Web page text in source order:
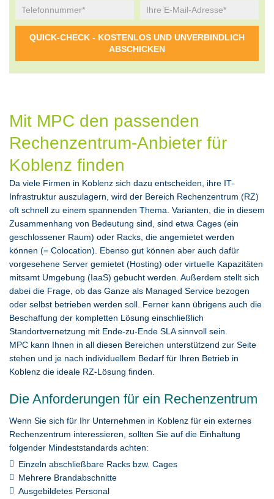
Mit MPC den passenden
Rechenzentrum-Anbieter für
Koblenz finden
Da viele Firmen in Koblenz sich dazu entscheiden, ihre IT-
Infrastruktur auszulagern, wird der Bereich Rechenzentrum (RZ)
oft schnell zu einem spannenden Thema. Varianten, die in diesem
Zusammenhang von Bedeutung sind, sind etwa Cages (ein
geschlossener Raum) oder Racks, die angemietet werden
können (= Colocation). Ebenso gut können aber auch dafür
vorgesehene Server gemietet (Hosting) oder virtuelle Kapazitäten
mitsamt Umgebung (IaaS) gebucht werden. Außerdem stellt sich
dabei die Frage, ob das Ganze als Managed Service bezogen
oder selbst betrieben werden soll. Ferner kann übrigens auch die
Beschaffung der kompletten Lösung einschließlich
Standortvernetzung mit Ende-zu-Ende SLA sinnvoll sein.
MPC kann Ihnen in all diesen Bereichen unterstützend zur Seite
stehen und je nach individuellem Bedarf für Ihren Betrieb in
Koblenz die ideale RZ-Lösung finden.
Die Anforderungen für ein Rechenzentrum
Wenn Sie sich für Ihr Unternehmen in Koblenz für ein externes
Rechenzentrum interessieren, sollten Sie auf die Einhaltung
folgender Mindeststandards achten:
Einzeln abschließbare Racks bzw. Cages
Mehrere Brandabschnitte
Ausgebildetes Personal